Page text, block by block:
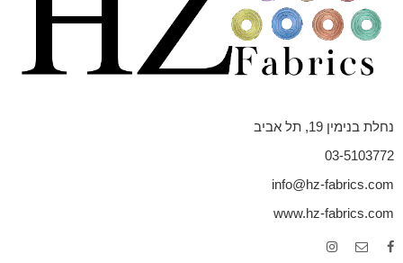
נחלת בנימין 19, תל אביב
03-5103772
info@hz-fabrics.com
www.hz-fabrics.com